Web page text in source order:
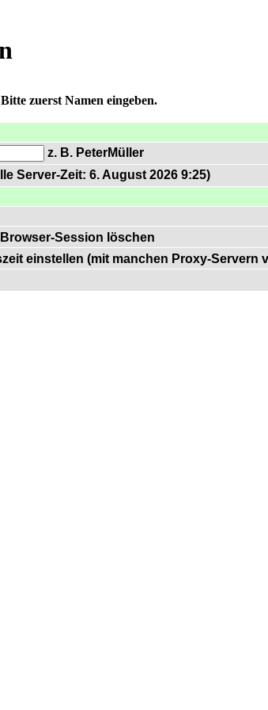
zuerst Namen eingeben.
z. B. PeterMüller
Server-Zeit: 6. August 2026 9:25)
Session löschen
einstellen (mit manchen Proxy-Servern